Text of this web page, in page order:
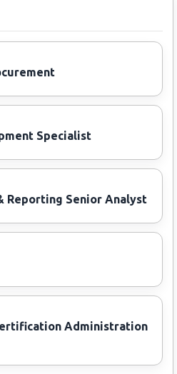
Specialist
Reporting Senior Analyst
Administration